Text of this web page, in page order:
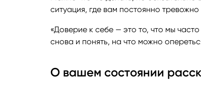
ситуация, где вам постоянно
«Доверие к себе — это то, что мы
снова и понять, на что можно
О вашем состоянии